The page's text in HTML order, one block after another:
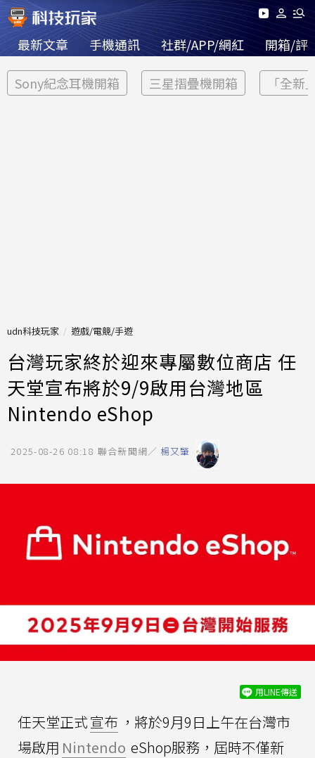
最新文章 手機通訊 社群/APP/網紅 開箱/評
Sony紀念耳機開箱 三星摺疊機開箱 「全新
udn科技玩家 遊戲/電競/手遊
台灣玩家終於迎來專屬數位商店 任
天堂宣布將於9/9啟用台灣地區
Nintendo eShop
2025-08-26 08:18 聯合新聞網／ 楊又肇
用LINE傳送
任天堂正式宣布 ，將於9月9日上午在台灣市
場啟用 Nintendo eShop服務，屆時不僅新